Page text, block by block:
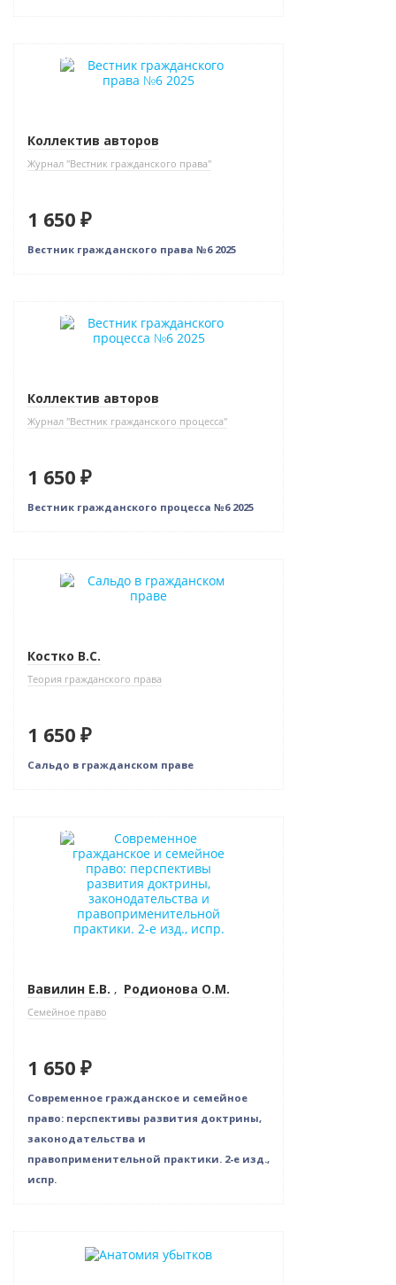
Новинка
Коллектив авторов
Журнал "Вестник гражданского права"
1 650 ₽
Вестник гражданского права №6 2025
Новинка
Коллектив авторов
Журнал "Вестник гражданского процесса"
1 650 ₽
Вестник гражданского процесса №6 2025
Новинка
Костко В.С.
Теория гражданского права
1 650 ₽
Сальдо в гражданском праве
Новинка
Вавилин Е.В. , Родионова О.М.
Семейное право
1 650 ₽
Современное гражданское и семейное
право: перспективы развития доктрины,
законодательства и
правоприменительной практики. 2-е изд.,
испр.